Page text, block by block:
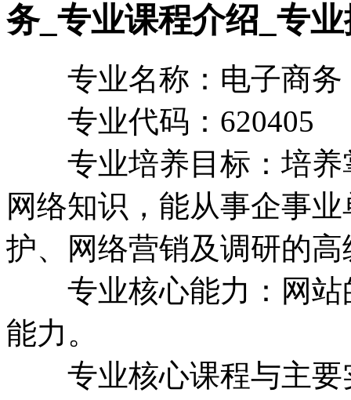
务_专业课程介绍_专
专业名称：电子商务
专业代码：620405
专业培养目标：培养
网络知识，能从事企事
护、网络营销及调研的
专业核心能力：网站
能力。
专业核心课程与主要